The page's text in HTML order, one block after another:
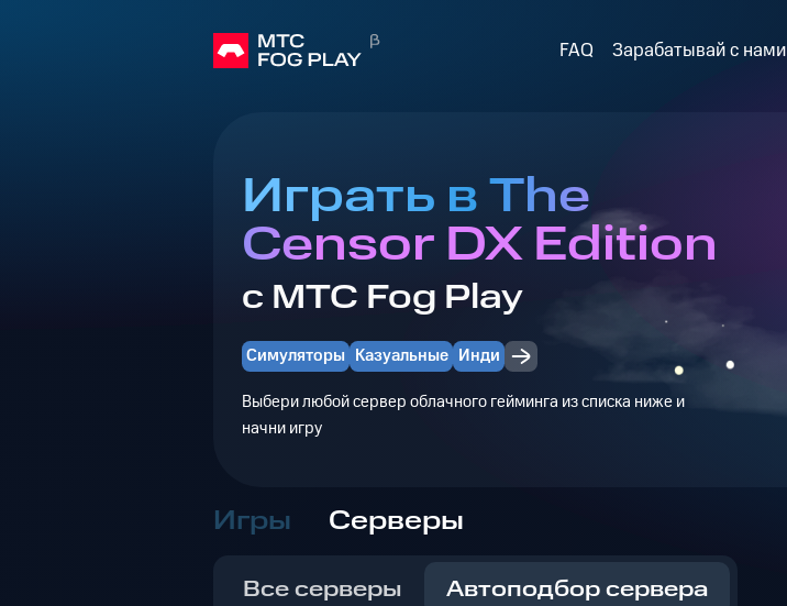
FAQ Зарабатывай с нами
Играть в The
Censor DX Edition
с МТС Fog Play
Симуляторы Казуальные Инди
Выбери любой сервер облачного гейминга из списка ниже и
начни игру
Игры Серверы
Все серверы Автоподбор сервера